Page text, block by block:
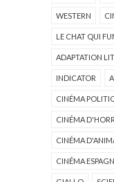
WESTERN
LE CHAT QUI
ADAPTATION
INDICATOR
CINÉMA
CINÉMA
CINÉMA
CINÉMA